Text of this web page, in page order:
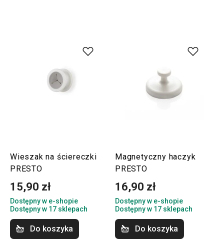
Wieszak na ściereczki
PRESTO
15,90 zł
Dostępny w e-shopie
Dostępny w 17 sklepach
Do koszyka
Magnetyczny haczyk
PRESTO
16,90 zł
Dostępny w e-shopie
Dostępny w 17 sklepach
Do koszyka